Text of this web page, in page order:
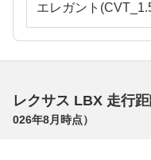
エレガント
レクサス LBX 走行
026年8月 時点）